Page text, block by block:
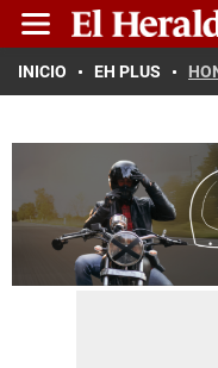
INICIO EH PLUS